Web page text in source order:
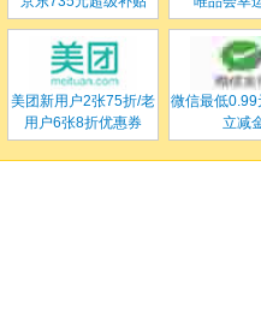
美团新用户2张75折/老
用户6张8折优惠券
微信最低
立减